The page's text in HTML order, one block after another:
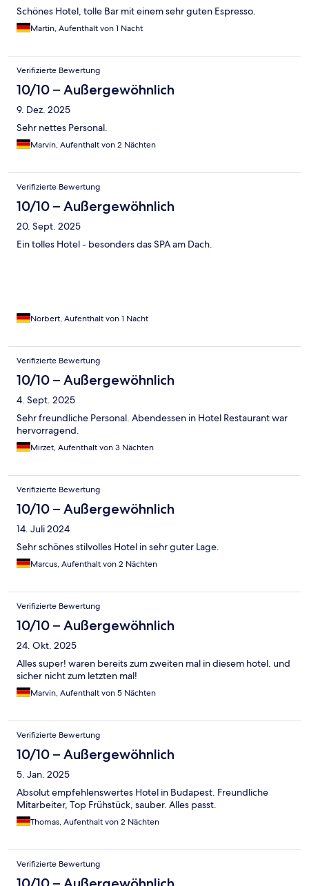
Schönes Hotel, tolle Bar mit einem sehr guten Espresso.
Martin, Aufenthalt von 1 Nacht
Verifizierte Bewertung
10/10 – Außergewöhnlich
9. Dez. 2025
Sehr nettes Personal.
Marvin, Aufenthalt von 2 Nächten
Verifizierte Bewertung
10/10 – Außergewöhnlich
20. Sept. 2025
Ein tolles Hotel - besonders das SPA am Dach.
Norbert, Aufenthalt von 1 Nacht
Verifizierte Bewertung
10/10 – Außergewöhnlich
4. Sept. 2025
Sehr freundliche Personal. Abendessen in Hotel Restaurant war
hervorragend.
Mirzet, Aufenthalt von 3 Nächten
Verifizierte Bewertung
10/10 – Außergewöhnlich
14. Juli 2024
Sehr schönes stilvolles Hotel in sehr guter Lage.
Marcus, Aufenthalt von 2 Nächten
Verifizierte Bewertung
10/10 – Außergewöhnlich
24. Okt. 2025
Alles super! waren bereits zum zweiten mal in diesem hotel. und
sicher nicht zum letzten mal!
Marvin, Aufenthalt von 5 Nächten
Verifizierte Bewertung
10/10 – Außergewöhnlich
5. Jan. 2025
Absolut empfehlenswertes Hotel in Budapest. Freundliche
Mitarbeiter, Top Frühstück, sauber. Alles passt.
Thomas, Aufenthalt von 2 Nächten
Verifizierte Bewertung